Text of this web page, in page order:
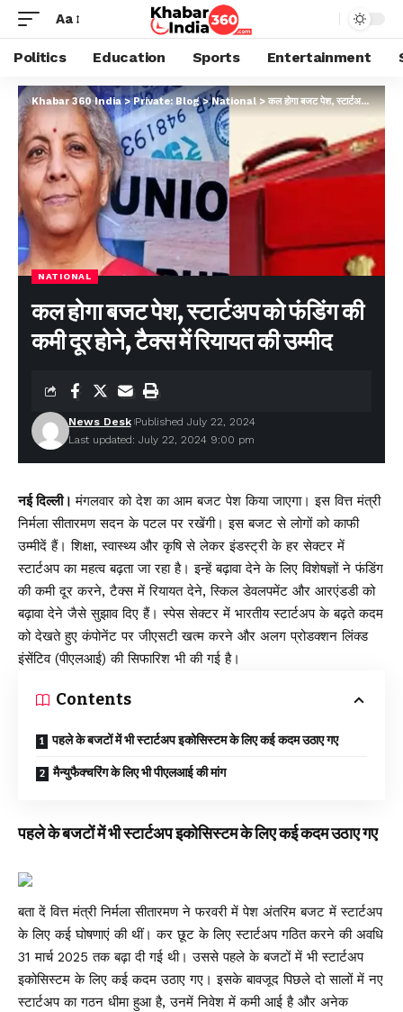
Aa
Politics Education Sports Entertainment
Khabar 360 India>Private: Blog>National>कल होगा बजट पेश, स्टार्टअप को फंडिंग की कमी दूर होने, टैक्स में रियायत की उम्मीद
NATIONAL
कल होगा बजट पेश, स्टार्टअप को फंडिंग की
कमी दूर होने, टैक्स में रियायत की उम्मीद
Last updated: July 22, 2024 9:00 pm
News Desk Published July 22, 2024
नई दिल्ली।मंगलवार को देश का आम बजट पेश किया जाएगा। इस वित्त मंत्री
निर्मला सीतारमण सदन के पटल पर रखेंगी। इस बजट से लोगों को काफी
उम्मीदें हैं। शिक्षा, स्वास्थ्य और कृषि से लेकर इंडस्ट्री के हर सेक्टर में
स्टार्टअप का महत्व बढ़ता जा रहा है। इन्हें बढ़ावा देने के लिए विशेषज्ञों ने फंडिंग
की कमी दूर करने, टैक्स में रियायत देने, स्किल डेवलपमेंट और आरएंडडी को
बढ़ावा देने जैसे सुझाव दिए हैं। स्पेस सेक्टर में भारतीय स्टार्टअप के बढ़ते कदम
को देखते हुए कंपोनेंट पर जीएसटी खत्म करने और अलग प्रोडक्शन लिंक्ड
इंसेंटिव (पीएलआई) की सिफारिश भी की गई है।
Contents
पहले के बजटों में भी स्टार्टअप इकोसिस्टम के लिए कई कदम उठाए गए
मैन्युफैक्चरिंग के लिए भी पीएलआई की मांग
पहले के बजटों में भी स्टार्टअप इकोसिस्टम के लिए कई कदम उठाए गए
बता दें वित्त मंत्री निर्मला सीतारमण ने फरवरी में पेश अंतरिम बजट में स्टार्टअप
के लिए कई घोषणाएं की थीं। कर छूट के लिए स्टार्टअप गठित करने की अवधि
31 मार्च 2025 तक बढ़ा दी गई थी। उससे पहले के बजटों में भी स्टार्टअप
इकोसिस्टम के लिए कई कदम उठाए गए। इसके बावजूद पिछले दो सालों में नए
स्टार्टअप का गठन धीमा हुआ है, उनमें निवेश में कमी आई है और अनेक